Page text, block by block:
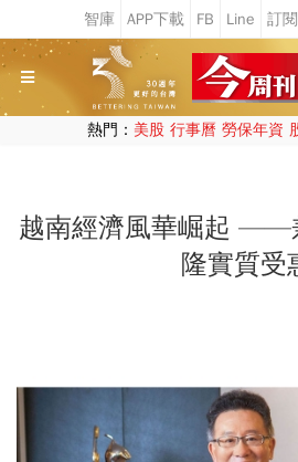
熱門： 美股 行事曆 勞保年資
越南經濟風華崛起 ——
隆實質受